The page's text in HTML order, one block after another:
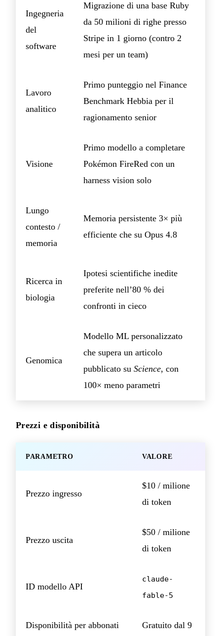
Ingegneria
del
software
Migrazione di una base Ruby
da 50 milioni di righe presso
Stripe in 1 giorno (contro 2
mesi per un team)
Lavoro
analitico
Primo punteggio nel Finance
Benchmark Hebbia per il
ragionamento senior
Visione
Primo modello a completare
Pokémon FireRed con un
harness vision solo
Lungo
contesto /
memoria
Memoria persistente 3× più
efficiente che su Opus 4.8
Ricerca in
biologia
Ipotesi scientifiche inedite
preferite nell’80 % dei
confronti in cieco
Genomica
Modello ML personalizzato
che supera un articolo
pubblicato su Science, con
100× meno parametri
Prezzi e disponibilità
PARAMETRO VALORE
Prezzo ingresso
$10 / milione
di token
Prezzo uscita
$50 / milione
di token
ID modello API
claude-
fable-5
Disponibilità per abbonati Gratuito dal 9